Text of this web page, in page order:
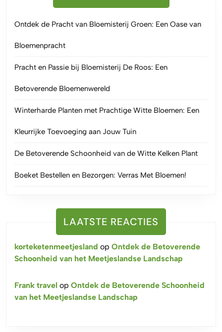
Ontdek de Pracht van Bloemisterij Groen: Een Oase van
Bloemenpracht
Pracht en Passie bij Bloemisterij De Roos: Een
Betoverende Bloemenwereld
Winterharde Planten met Prachtige Witte Bloemen: Een
Kleurrijke Toevoeging aan Jouw Tuin
De Betoverende Schoonheid van de Witte Kelken Plant
Boeket Bestellen en Bezorgen: Verras Met Bloemen!
LAATSTE REACTIES
korteketenmeetjesland op Ontdek de Betoverende
Schoonheid van het Meetjeslandse Landschap
Frank travel op Ontdek de Betoverende Schoonheid
van het Meetjeslandse Landschap